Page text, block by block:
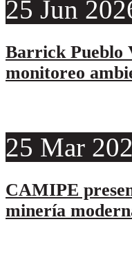
25 Jun
Barrick Pueblo
monitoreo
25 Mar
CAMIPE
minería